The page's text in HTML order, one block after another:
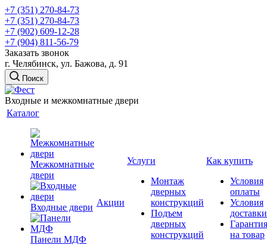
+7 (351) 270-84-73
+7 (351) 270-84-73
+7 (902) 609-12-28
+7 (904) 811-56-79
Заказать звонок
г. Челябинск, ул. Бажова, д. 91
Поиск
Входные и межкомнатные двери
Каталог
Межкомнатные
двери
Входные двери
Панели МДФ
Акции
Услуги
Монтаж
дверных
конструкций
Подъем
дверных
конструкций
Как купить
Условия
оплаты
Условия
доставки
Гарантия
на товар